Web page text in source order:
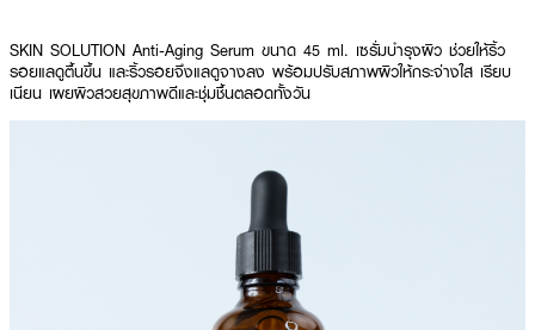
SKIN SOLUTION Anti-Aging Serum ขนาด 45 ml. เซรั่มบำรุงผิว ช่วยให้ริ้ว
รอยแลดูตื้นขึ้น และริ้วรอยจึงแลดูจางลง พร้อมปรับสภาพผิวให้กระจ่างใส เรียบ
เนียน เผยผิวสวยสุขภาพดีและชุ่มชื้นตลอดทั้งวัน